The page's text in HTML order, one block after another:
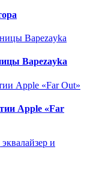
Bapezayka
Apple «Far